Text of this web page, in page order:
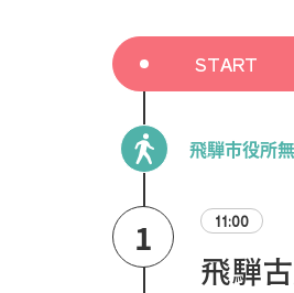
START
飛騨市役所
1 11:00
飛騨